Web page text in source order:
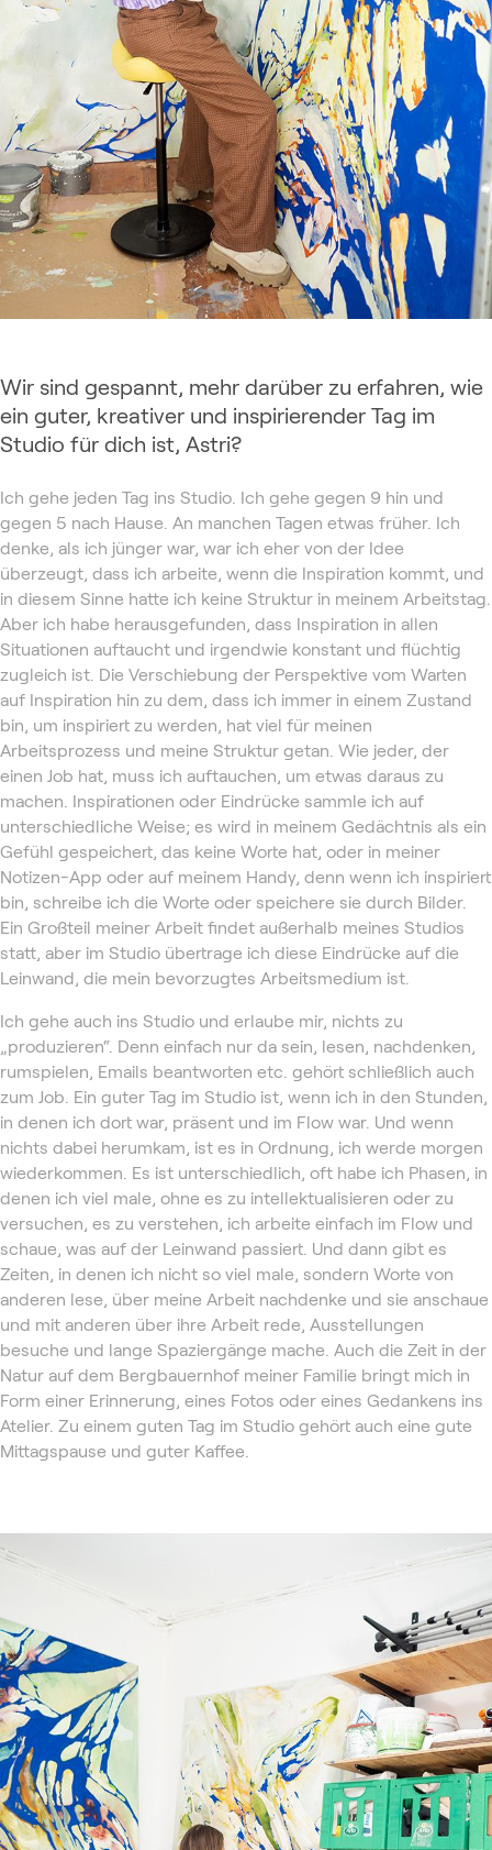
Wir sind gespannt, mehr darüber zu erfahren, wie
ein guter, kreativer und inspirierender Tag im
Studio für dich ist, Astri?
Ich gehe jeden Tag ins Studio. Ich gehe gegen 9 hin und
gegen 5 nach Hause. An manchen Tagen etwas früher. Ich
denke, als ich jünger war, war ich eher von der Idee
überzeugt, dass ich arbeite, wenn die Inspiration kommt, und
in diesem Sinne hatte ich keine Struktur in meinem Arbeitstag.
Aber ich habe herausgefunden, dass Inspiration in allen
Situationen auftaucht und irgendwie konstant und flüchtig
zugleich ist. Die Verschiebung der Perspektive vom Warten
auf Inspiration hin zu dem, dass ich immer in einem Zustand
bin, um inspiriert zu werden, hat viel für meinen
Arbeitsprozess und meine Struktur getan. Wie jeder, der
einen Job hat, muss ich auftauchen, um etwas daraus zu
machen. Inspirationen oder Eindrücke sammle ich auf
unterschiedliche Weise; es wird in meinem Gedächtnis als ein
Gefühl gespeichert, das keine Worte hat, oder in meiner
Notizen-App oder auf meinem Handy, denn wenn ich inspiriert
bin, schreibe ich die Worte oder speichere sie durch Bilder.
Ein Großteil meiner Arbeit findet außerhalb meines Studios
statt, aber im Studio übertrage ich diese Eindrücke auf die
Leinwand, die mein bevorzugtes Arbeitsmedium ist.
Ich gehe auch ins Studio und erlaube mir, nichts zu
„produzieren“. Denn einfach nur da sein, lesen, nachdenken,
rumspielen, Emails beantworten etc. gehört schließlich auch
zum Job. Ein guter Tag im Studio ist, wenn ich in den Stunden,
in denen ich dort war, präsent und im Flow war. Und wenn
nichts dabei herumkam, ist es in Ordnung, ich werde morgen
wiederkommen. Es ist unterschiedlich, oft habe ich Phasen, in
denen ich viel male, ohne es zu intellektualisieren oder zu
versuchen, es zu verstehen, ich arbeite einfach im Flow und
schaue, was auf der Leinwand passiert. Und dann gibt es
Zeiten, in denen ich nicht so viel male, sondern Worte von
anderen lese, über meine Arbeit nachdenke und sie anschaue
und mit anderen über ihre Arbeit rede, Ausstellungen
besuche und lange Spaziergänge mache. Auch die Zeit in der
Natur auf dem Bergbauernhof meiner Familie bringt mich in
Form einer Erinnerung, eines Fotos oder eines Gedankens ins
Atelier. Zu einem guten Tag im Studio gehört auch eine gute
Mittagspause und guter Kaffee.